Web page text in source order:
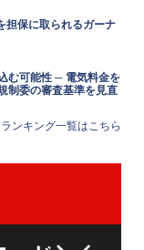
担保に取られるガーナ
む可能性 ─ 電気料金を
制委の審査基準を見直
ランキング一覧はこちら